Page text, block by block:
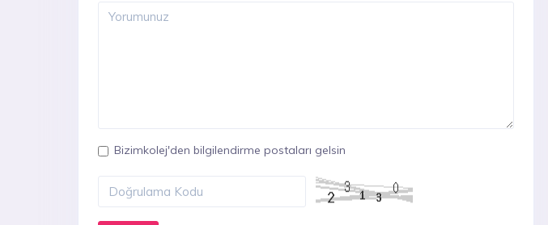
Bizimkolej'den bilgilendirme postaları gelsin